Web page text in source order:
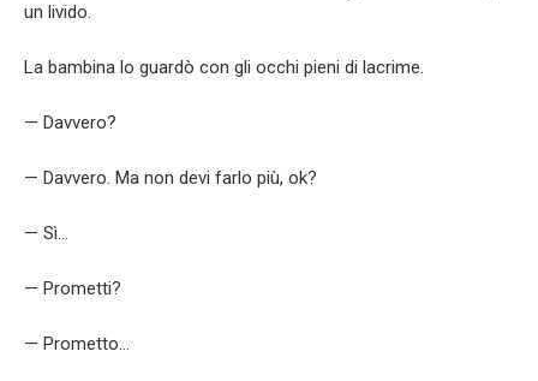
un livido.
La bambina lo guardò con gli occhi pieni di lacrime.
— Davvero?
— Davvero. Ma non devi farlo più, ok?
— Sì…
— Prometti?
— Prometto…